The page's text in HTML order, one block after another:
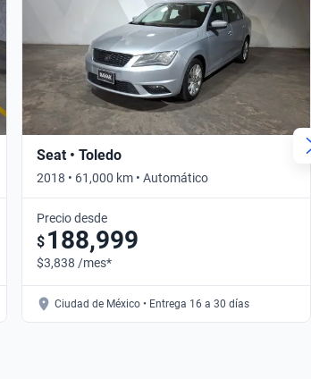
Seat • Toledo
2018 • 61,000 km • Automático
Precio desde
$ 188,999
$3,838 /mes*
Ciudad de México • Entrega 16 a 30 días